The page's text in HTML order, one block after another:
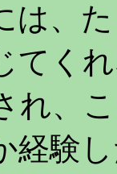
は、
てく
れ、
験